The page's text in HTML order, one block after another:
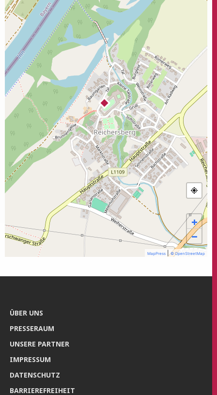
+
−
MapPress |© OpenStreetMap
ÜBER UNS
PRES­SE­RAUM
UNSE­RE PARTNER
IMPRES­SUM
DATEN­SCHUTZ
BAR­RIE­RE­FREI­HEIT